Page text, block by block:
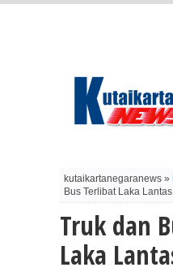
kutaikartanegaranews »
Bus Terlibat Laka
Truk dan
Laka